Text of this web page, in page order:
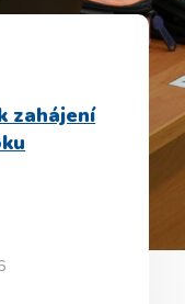
zahájení